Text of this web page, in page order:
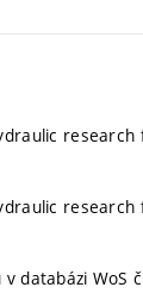
databázi WoS